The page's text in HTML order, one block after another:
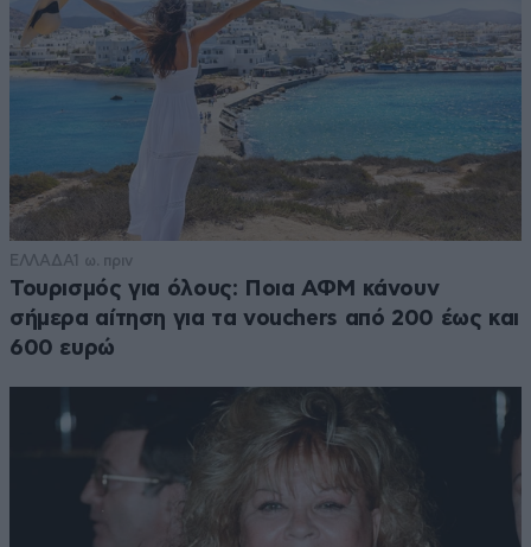
ΕΛΛΑΔΑ1 ω. πριν
Τουρισμός για όλους: Ποια ΑΦΜ κάνουν
σήμερα αίτηση για τα vouchers από 200 έως και
600 ευρώ